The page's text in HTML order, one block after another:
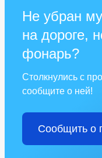
Не убран
на дороге,
фонарь?
Столкнулись с
сообщите о ней!
Сообщить о